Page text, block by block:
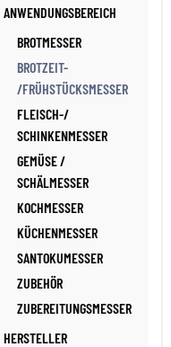
ANWENDUNGSBEREICH
BROTMESSER
BROTZEIT-
/FRÜHSTÜCKSMESSER
FLEISCH-/
SCHINKENMESSER
GEMÜSE /
SCHÄLMESSER
KOCHMESSER
KÜCHENMESSER
SANTOKUMESSER
ZUBEHÖR
ZUBEREITUNGSMESSER
HERSTELLER